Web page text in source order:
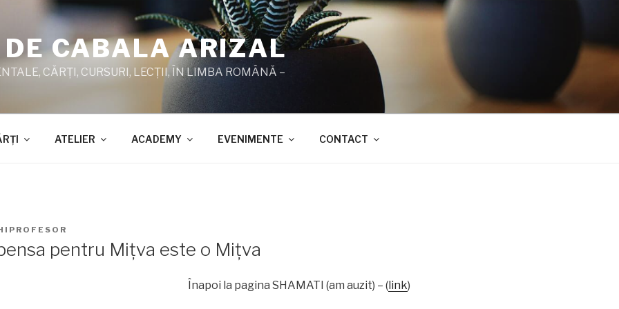
CABALA ARIZAL
CĂRŢI, CURSURI, LECŢII, ÎN LIMBA ROMÂNĂ –
ATELIER ACADEMY EVENIMENTE CONTACT
pentru Miţva este o Miţva
Înapoi la pagina SHAMATI (am auzit) – ( link)